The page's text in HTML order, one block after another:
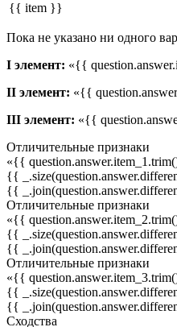
{{ item }}
Пока не указано ни одного
I элемент: «{{
II элемент: «{{
III элемент: «{{
Отличительные признаки
«{{
{{
{{
Отличительные признаки
«{{
{{
{{
Отличительные признаки
«{{
{{
{{
Сходства